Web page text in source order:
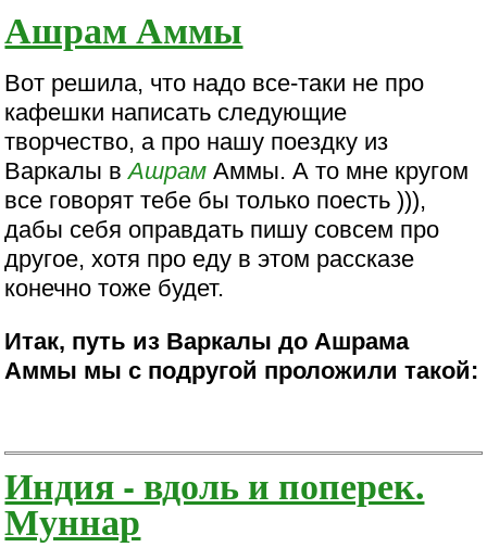
Ашрам Аммы
Вот решила, что надо все-таки не про
кафешки написать следующие
творчество, а про нашу поездку из
Варкалы вАшрам Аммы. А то мне кругом
все говорят тебе бы только поесть ))),
дабы себя оправдать пишу совсем про
другое, хотя про еду в этом рассказе
конечно тоже будет.
Итак, путь из Варкалы до Ашрама
Аммы мы с подругой проложили такой:
Индия - вдоль и поперек.
Муннар